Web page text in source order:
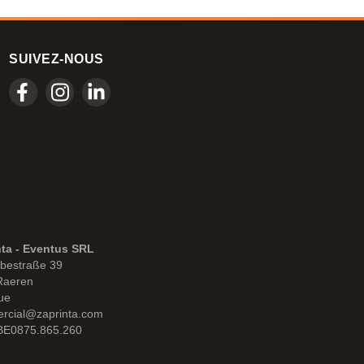
SUIVEZ-NOUS
- Eventus SRL
39